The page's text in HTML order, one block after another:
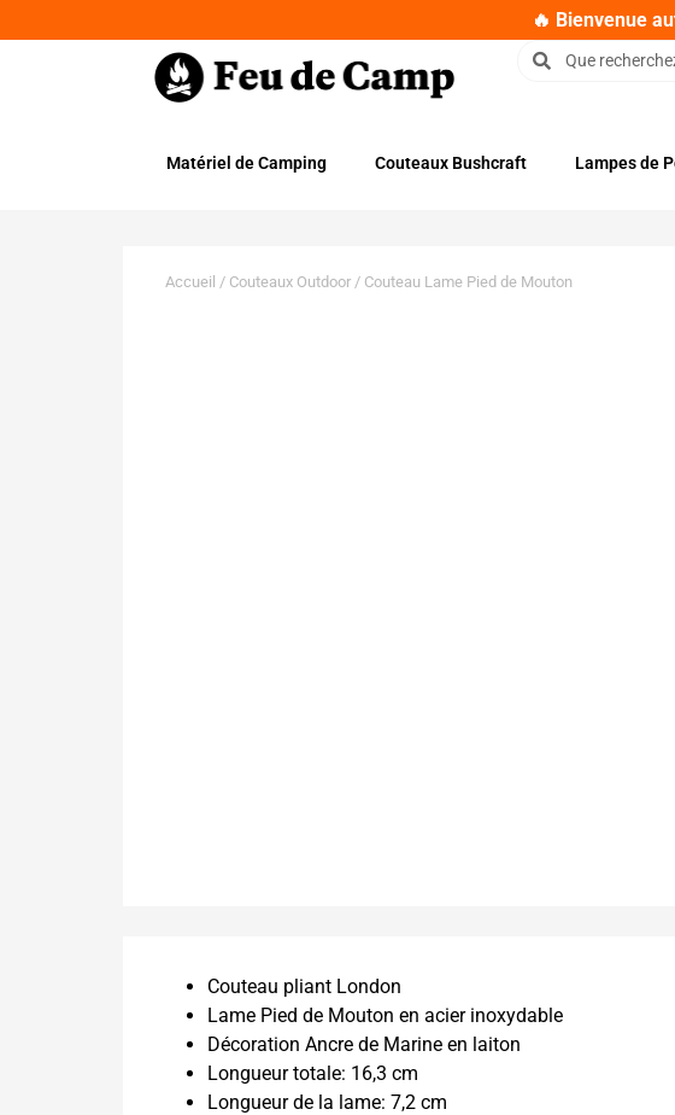
🔥 Bienvenue
Matériel de Camping Couteaux Bushcraft Lampes de
Accueil / Couteaux Outdoor / Couteau Lame Pied de Mouton
Couteau pliant London
Lame Pied de Mouton en acier inoxydable
Décoration Ancre de Marine en laiton
Longueur totale: 16,3 cm
Longueur de la lame: 7,2 cm